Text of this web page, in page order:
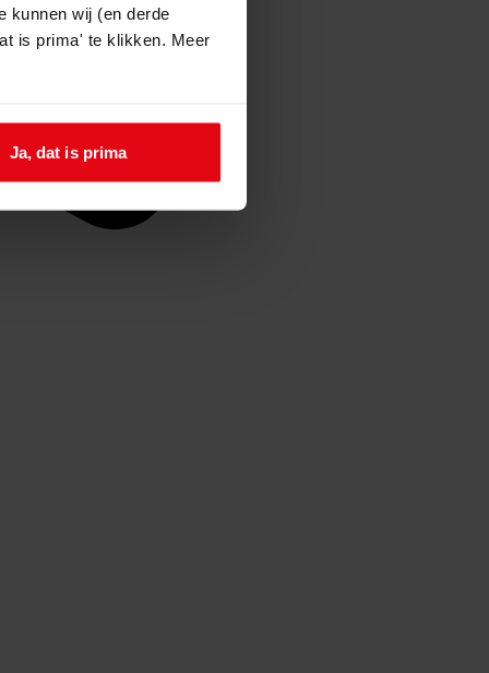
kunnen wij (en derde
is prima' te klikken. Meer
Ja, dat is prima